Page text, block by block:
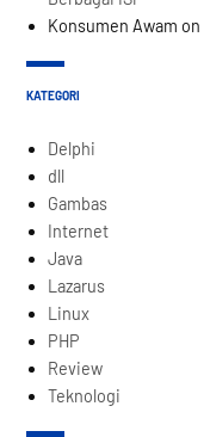
Konsumen Awam on
KATEGORI
Delphi
dll
Gambas
Internet
Java
Lazarus
Linux
PHP
Review
Teknologi